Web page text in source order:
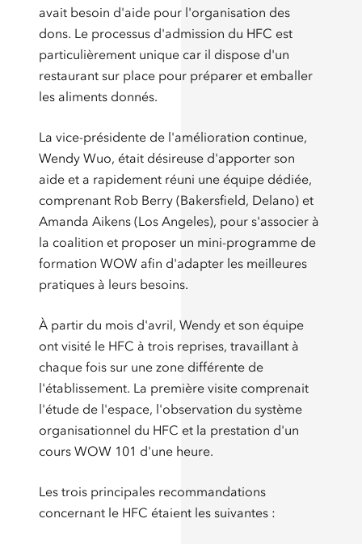
avait besoin d'aide pour l'organisation des
dons. Le processus d'admission du HFC est
particulièrement unique car il dispose d'un
restaurant sur place pour préparer et emballer
les aliments donnés.
La vice-présidente de l'amélioration continue,
Wendy Wuo, était désireuse d'apporter son
aide et a rapidement réuni une équipe dédiée,
comprenant Rob Berry (Bakersfield, Delano) et
Amanda Aikens (Los Angeles), pour s'associer à
la coalition et proposer un mini-programme de
formation WOW afin d'adapter les meilleures
pratiques à leurs besoins.
À partir du mois d'avril, Wendy et son équipe
ont visité le HFC à trois reprises, travaillant à
chaque fois sur une zone différente de
l'établissement. La première visite comprenait
l'étude de l'espace, l'observation du système
organisationnel du HFC et la prestation d'un
cours WOW 101 d'une heure.
Les trois principales recommandations
concernant le HFC étaient les suivantes :